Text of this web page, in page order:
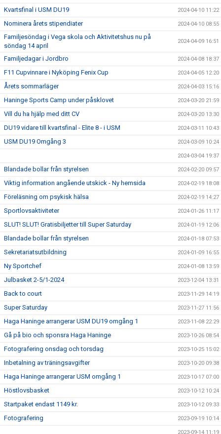
Kvartsfinal i USM DU19 2024-04-10 11:22
Nominera årets stipendiater 2024-04-10 08:55
Familjesöndag i Vega skola och Aktivitetshus nu på
söndag 14 april
2024-04-09 16:51
Familjedagar i Jordbro 2024-04-08 18:37
F11 Cupvinnare i Nyköping Fenix Cup 2024-04-05 12:20
Årets sommarläger 2024-04-03 15:16
Haninge Sports Camp under påsklovet 2024-03-20 21:59
Vill du ha hjälp med ditt CV 2024-03-20 13:30
DU19 vidare till kvartsfinal - Elite 8 - i USM 2024-03-11 10:43
USM DU19 Omgång 3 2024-03-09 10:24
2024-03-04 19:37
Blandade bollar från styrelsen 2024-02-20 09:57
Viktig information angående utskick - Ny hemsida 2024-02-19 18:08
Föreläsning om psykisk hälsa 2024-02-19 14:27
Sportlovsaktiviteter 2024-01-26 11:17
SLUT! SLUT! Gratisbiljetter till Super Saturday 2024-01-19 12:06
Blandade bollar från styrelsen 2024-01-18 07:53
Sekretariatsutbildning 2024-01-09 16:55
Ny Sportchef 2024-01-08 13:59
Julbasket 2-5/1-2024 2023-12-04 13:31
Back to court 2023-11-29 14:19
Super Saturday 2023-11-27 11:56
Haga Haninge arrangerar USM DU19 omgång 1 2023-11-08 22:29
Gå på bio och sponsra Haga Haninge 2023-10-26 08:54
Fotografering onsdag och torsdag 2023-10-25 15:02
Inbetalning av träningsavgifter 2023-10-20 09:38
Haga Haninge arrangerar USM omgång 1 2023-10-17 07:00
Höstlovsbasket 2023-10-12 10:24
Startpaket endast 1149 kr. 2023-10-12 09:33
Fotografering 2023-09-19 10:14
2023-09-14 11:19